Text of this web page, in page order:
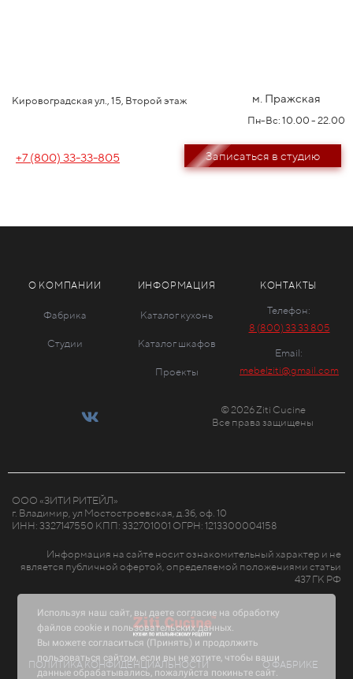
Кировоградская ул., 15, Второй этаж м. Пражская
Пн-Вс: 10.00 - 22.00
+7 (800) 33-33-805 Записаться в студию
О КОМПАНИИ
Фабрика
Студии
ИНФОРМАЦИЯ
Каталог кухонь
Каталог шкафов
Проекты
КОНТАКТЫ
Телефон:
8 (800) 33 33 805
Email:
mebelziti@gmail.com
© 2026 Ziti Cucine
Все права защищены
ООО «ЗИТИ РИТЕЙЛ»
г. Владимир, ул Мостостроевская, д.3б, оф. 10
ИНН: 3327147550 КПП: 332701001 ОГРН: 1213300004158
Информация на сайте носит ознакомительный характер и не
является публичной офертой, определяемой положениями статьи
437 ГК РФ
ПОЛИТИКА КОНФИДЕНЦИАЛЬНОСТИ
О ФАБРИКЕ
Используя наш сайт, вы даете согласие на обработку
файлов cookie и пользовательских данных.
Вы можете согласиться (Принять) и продолжить
пользоваться сайтом, если вы не хотите, чтобы ваши
данные обрабатывались, пожалуйста покиньте сайт.